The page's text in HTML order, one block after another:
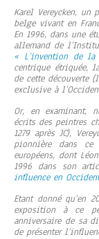
Karel Vereycken, un
belge vivant en
En 1996, dans une
allemand de
« L’invention de la
centrique étriquée,
de cette découverte
exclusive à
Or, en examinant,
écrits des peintres
1279 après JC),
pionnière dans
européens, dont
1996 dans son
influence en
Etant donné qu’en
exposition à ce
anniversaire de sa
de présenter